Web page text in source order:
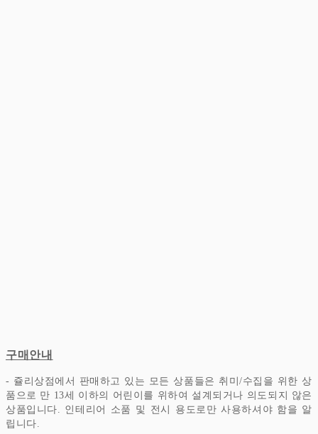
구매안내
- 쥴리상점에서 판매하고 있는 모든 상품들은 취미/수집을 위한 상
품으로 만 13세 이하의 어린이를 위하여 설계되거나 의도되지 않은
상품입니다. 인테리어 소품 및 전시 용도로만 사용하셔야 함을 알
립니다.